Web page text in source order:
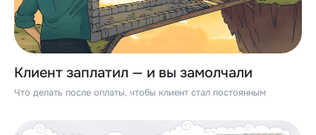
Клиент заплатил — и вы замолчали
Что делать после оплаты, чтобы клиент стал постоянным